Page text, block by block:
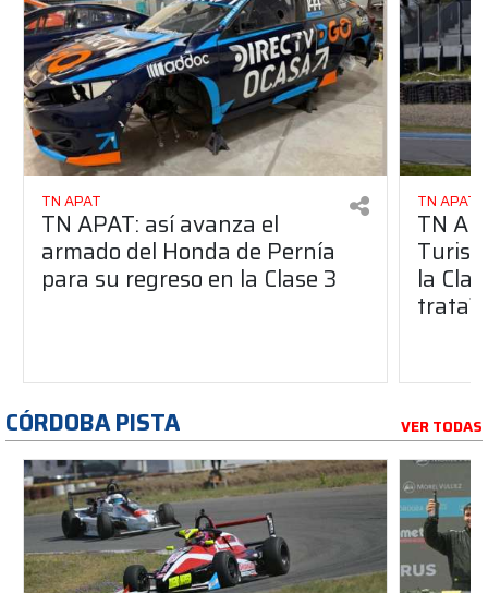
TN APAT
TN APAT: así avanza el
armado del Honda de Pernía
para su regreso en la Clase 3
TN APAT
TN
la
trata?
CÓRDOBA PISTA VER TODAS